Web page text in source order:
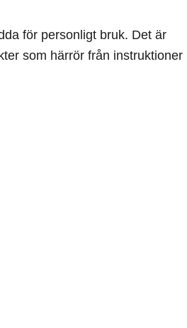
för personligt bruk. Det är
som härrör från instruktioner